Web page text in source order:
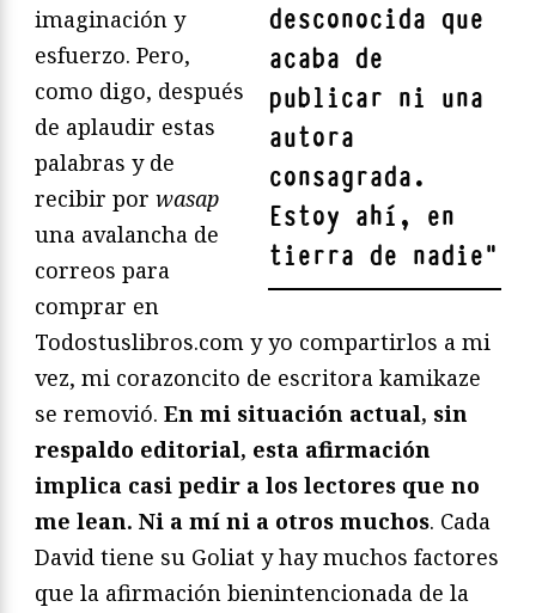
desconocida que
acaba de
publicar ni una
autora
consagrada.
Estoy ahí, en
tierra de nadie"
imaginación y
esfuerzo. Pero,
como digo, después
de aplaudir estas
palabras y de
recibir por wasap
una avalancha de
correos para
comprar en
Todostuslibros.com y yo compartirlos a mi
vez, mi corazoncito de escritora kamikaze
se removió. En mi situación actual, sin
respaldo editorial, esta afirmación
implica casi pedir a los lectores que no
me lean. Ni a mí ni a otros muchos. Cada
David tiene su Goliat y hay muchos factores
que la afirmación bienintencionada de la